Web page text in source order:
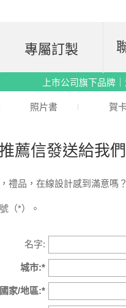
薦信發送給我們
禮品，在線設計感到滿意嗎
（*）。
名字:
城市:*
國家/地區:*
專屬訂製
上市公司旗下品牌
照片書 賀